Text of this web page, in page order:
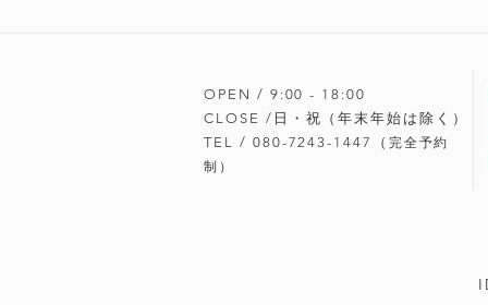
OPEN / 9:00 - 18 :00
CLOSE /日・祝（年末年始は除く）
TEL / 080-7243-1447（ 完全予約
制）